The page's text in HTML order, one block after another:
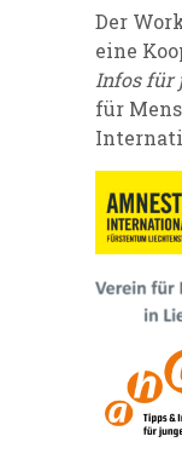
Der
eine
Infos für
für